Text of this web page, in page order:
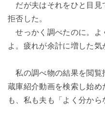
だが夫はそれをひと目見
拒否した。
せっかく調べたのに。よ
よ。疲れが余計に増した気
私の調べ物の結果を閲覧
蔵庫紹介動画を検索し始
も、私も夫も「よく分か